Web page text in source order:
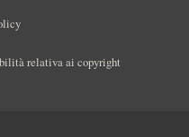
relativa ai copyright